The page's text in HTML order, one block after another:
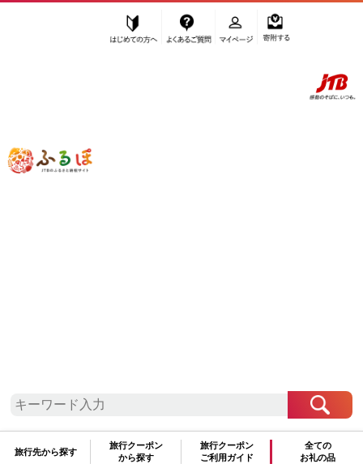
ふるぽ JTBのふるさと納税サイト
旅行先から探す
旅行クーポン
から探す
旅行クーポン
ご利用ガイド
全ての
お礼の品
「ふるさと納税」TOP
アクセサリー
検索結果一覧
参考寄附額順|新着順 |人気ランキング順